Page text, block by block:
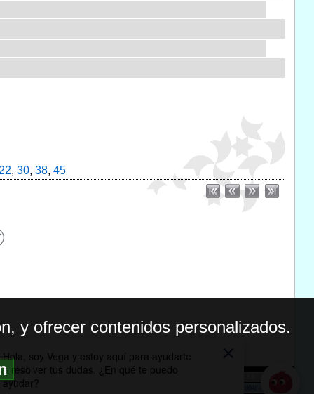
22, 30, 38, 45
DE PRIVACIDAD
y ofrecer contenidos personalizados.